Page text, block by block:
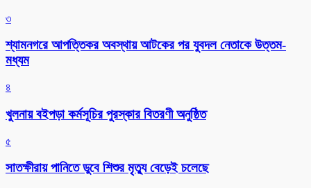
৩
শ্যামনগরে আপত্তিকর অবস্থায় আটকের পর যুবদল নেতাকে উত্তম-
মধ্যম
৪
খুলনায় বইপড়া কর্মসূচির পুরস্কার বিতরণী অনুষ্ঠিত
৫
সাতক্ষীরায় পানিতে ডুবে শিশুর মৃত্যু বেড়েই চলেছে